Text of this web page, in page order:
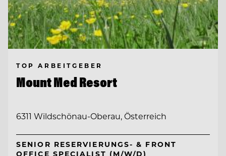
TOP ARBEITGEBER
Mount Med Resort
6311 Wildschönau-Oberau, Österreich
SENIOR RESERVIERUNGS- & FRONT
OFFICE SPECIALIST (M/W/D)